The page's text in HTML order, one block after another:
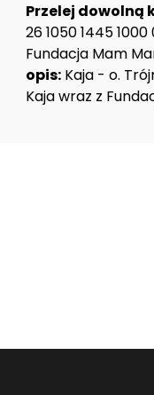
Przelej dowolną
26 1050 1445
Fundacja Mam
opis: Kaja - o.
Kaja wraz z